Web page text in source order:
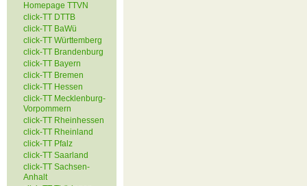
Homepage TTVN
click-TT DTTB
click-TT BaWü
click-TT Württemberg
click-TT Brandenburg
click-TT Bayern
click-TT Bremen
click-TT Hessen
click-TT Mecklenburg-
Vorpommern
click-TT Rheinhessen
click-TT Rheinland
click-TT Pfalz
click-TT Saarland
click-TT Sachsen-
Anhalt